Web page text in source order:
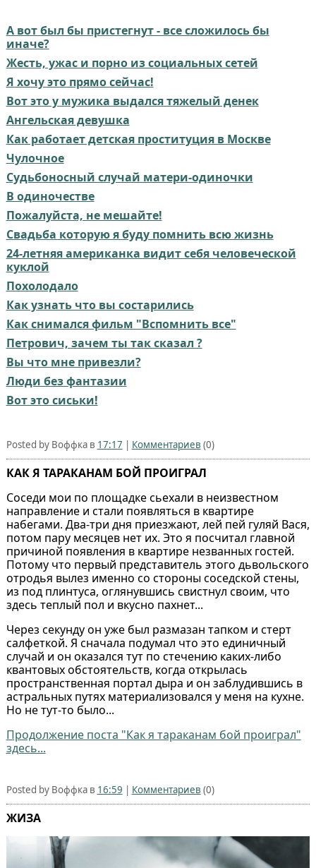
А вот был бы пристегнут - все сложилось бы
иначе?
Жесть, ужас и порно из социальных сетей
Я хочу это прямо сейчас!
Вот это у мужика выдался тяжелый денек
Ангельская девушка
Как работает детская проституция в Москве
Чулочное
Судьбоносный случай матери-одиночки
В одиночестве
Пожалуйста, не мешайте!
Свадьба которую я буду помнить всю жизнь
24-летняя американка видит себя человеческой
куклой
Похолодало
Как узнать что вы состарились
Как снимался фильм "Вспомнить все"
Петрович, зачем ты так сказал ?
Вы что мне привезли?
Люди без фантазии
Вот это сиськи!
Posted by Воффка в 17:17 | Комментариев (0)
КАК Я ТАРАКАНАМ БОЙ ПРОИГРАЛ
Соседи мои по площадке сьехали в неизвестном
направление и стали появляться в квартире
набегами. Два-три дня приезжают, лей пей гуляй Вася,
потом пару месяцев нет их. Это я посчитал главной
причиной появления в квартире незванных гостей.
Потому что первый представитель этого дьвольского
отродья вылез именно со стороны соседской стены,
из под плинтуса, оглянувшись свистнул своим, что
здесь теплый пол и вкусно пахнет...
Через секунду он уже был размазан тапком и стерт
салфеткой. Я сначала подумал что это единичный
случай и он оказался тут по стечению каких-либо
квантовых обстоятельств, когда открылась
пространственная портал дыра и он заблудившись в
астральных путях материализовался у меня на кухне.
Но не тут-то было...
Продолжение поста "Как я тараканам бой проиграл"
здесь...
Posted by Воффка в 16:59 | Комментариев (0)
ЖИЗА